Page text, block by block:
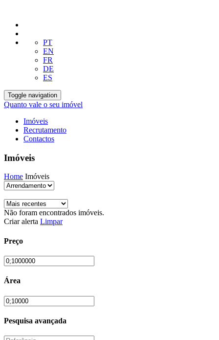
PT
EN
FR
DE
ES
Toggle navigation
Quanto vale o seu imóvel
Imóveis
Recrutamento
Contactos
Imóveis
Home Imóveis
Não foram encontrados imóveis.
Criar alerta Limpar
Preço
Área
Pesquisa avançada